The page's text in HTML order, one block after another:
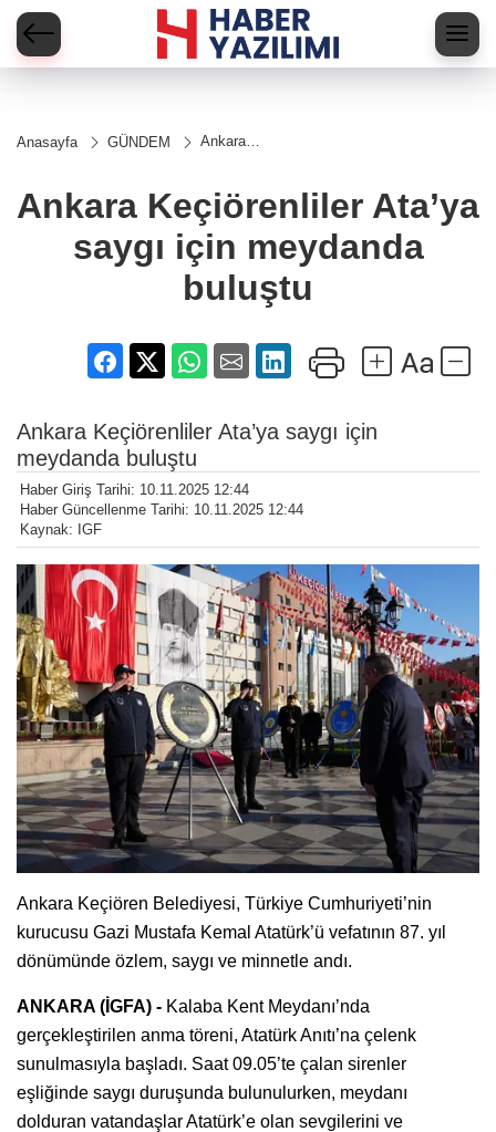
Anasayfa GÜNDEM
Ankara
saygı için
meydanda
buluştu
Ankara Keçiörenliler Ata’ya
saygı için meydanda
buluştu
Ankara Keçiörenliler Ata’ya saygı için
meydanda buluştu
Haber Giriş Tarihi: 10.11.2025 12:44
Haber Güncellenme Tarihi: 10.11.2025 12:44
Kaynak: IGF
Ankara Keçiören Belediyesi, Türkiye Cumhuriyeti’nin
kurucusu Gazi Mustafa Kemal Atatürk’ü vefatının 87. yıl
dönümünde özlem, saygı ve minnetle andı.
ANKARA (İGFA) - Kalaba Kent Meydanı’nda
gerçekleştirilen anma töreni, Atatürk Anıtı’na çelenk
sunulmasıyla başladı. Saat 09.05’te çalan sirenler
eşliğinde saygı duruşunda bulunulurken, meydanı
dolduran vatandaşlar Atatürk’e olan sevgilerini ve